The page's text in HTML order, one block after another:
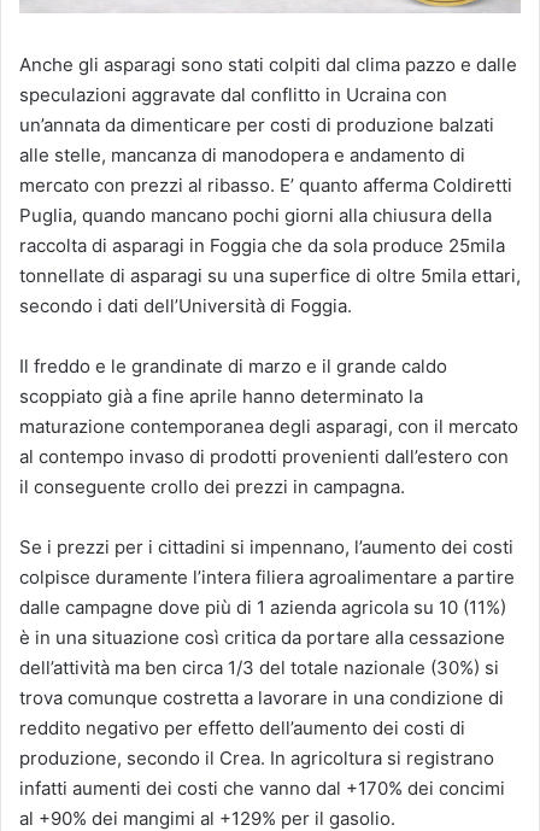
Anche gli asparagi sono stati colpiti dal clima pazzo e dalle
speculazioni aggravate dal conflitto in Ucraina con
un’annata da dimenticare per costi di produzione balzati
alle stelle, mancanza di manodopera e andamento di
mercato con prezzi al ribasso. E’ quanto afferma Coldiretti
Puglia, quando mancano pochi giorni alla chiusura della
raccolta di asparagi in Foggia che da sola produce 25mila
tonnellate di asparagi su una superfice di oltre 5mila ettari,
secondo i dati dell’Università di Foggia.
Il freddo e le grandinate di marzo e il grande caldo
scoppiato già a fine aprile hanno determinato la
maturazione contemporanea degli asparagi, con il mercato
al contempo invaso di prodotti provenienti dall’estero con
il conseguente crollo dei prezzi in campagna.
Se i prezzi per i cittadini si impennano, l’aumento dei costi
colpisce duramente l’intera filiera agroalimentare a partire
dalle campagne dove più di 1 azienda agricola su 10 (11%)
è in una situazione così critica da portare alla cessazione
dell’attività ma ben circa 1/3 del totale nazionale (30%) si
trova comunque costretta a lavorare in una condizione di
reddito negativo per effetto dell’aumento dei costi di
produzione, secondo il Crea. In agricoltura si registrano
infatti aumenti dei costi che vanno dal +170% dei concimi
al +90% dei mangimi al +129% per il gasolio.